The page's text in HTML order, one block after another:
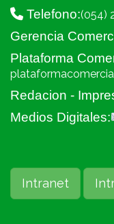
Telefono:(054)
Gerencia
Plataforma
Redacion -
Medios Digitales:
Intranet